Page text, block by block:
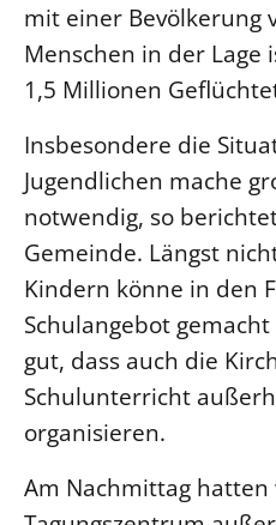
mit einer Bevölkerung
Menschen in der Lage
1,5 Millionen
Insbesondere die
Jugendlichen mache
notwendig, so
Gemeinde. Längst
Kindern könne in den
Schulangebot
gut, dass auch die
Schulunterricht
organisieren.
Am Nachmittag
Datenschutz
Geschäftsstelle
27. Landessynode
Kontakt
Hintergrund
MITARBEIT
Ehrenamt
Beruf
Freie Stellen